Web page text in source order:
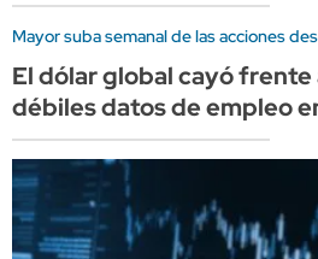
Mayor suba semanal de las acciones
El dólar global cayó frente
débiles datos de empleo